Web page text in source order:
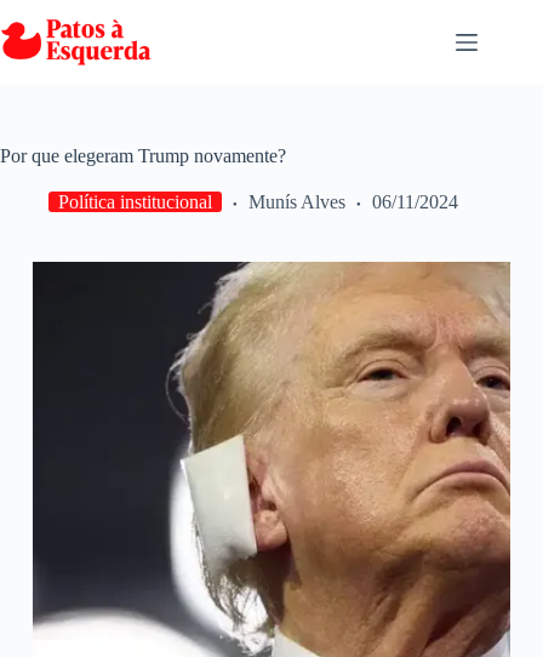
para
o
Por que elegeram Trump novamente?
Política institucional Munís Alves 06/11/2024